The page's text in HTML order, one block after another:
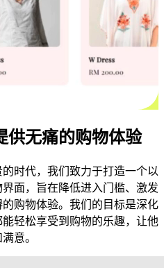
供无痛的购物体验
时代，我们致力于打造一个以
面，旨在降低进入门槛、激发
购物体验。我们的目标是深化
轻松享受到购物的乐趣，让他
意。